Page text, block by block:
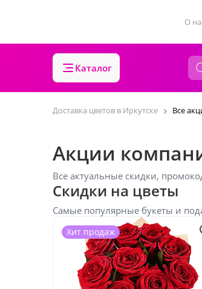
О
Каталог
Доставка цветов в Иркутске Все
Акции
Все актуальные скидки,
Скидки на цветы
Самые популярные букеты и
Хит продаж